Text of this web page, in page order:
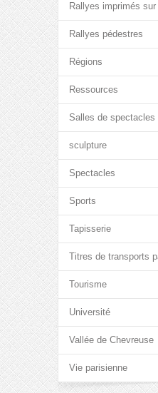
Rallyes imprimés
Rallyes pédestres
Régions
Ressources
Salles de spectacles
sculpture
Spectacles
Sports
Tapisserie
Titres de transports
Tourisme
Université
Vallée de Chevreuse
Vie parisienne